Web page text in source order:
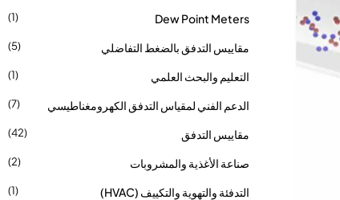
Dew Point Meters
(1)
مقاييس التدفق بالضغط التفاضلي (5)
التعليم والبحث العلمي (1)
الدعم الفني لمقياس التدفق الكهرومغناطيسي (7)
مقاييس التدفق (42)
صناعة الأغذية والمشروبات (2)
التدفئة والتهوية والتكييف (HVAC) (1)